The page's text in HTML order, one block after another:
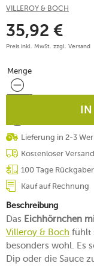
VILLEROY & BOCH
35,92 €
Preis inkl. MwSt. zzgl. Versand
Menge
Menge
Lieferung in 2-3
Kostenloser
100 Tage
Kauf auf Rechnung
Beschreibung
Das Eichhörnchen
Villeroy & Boch fühlt
besonders wohl. Es
Dip oder die Sauce